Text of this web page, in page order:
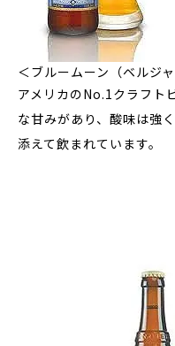
＜ブルームーン（ベルジ
アメリカのNo.1クラフト
な甘みがあり、酸味は強
添えて飲まれています。